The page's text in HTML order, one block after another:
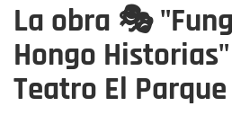
La obra 🎭
Hongo
Teatro El Parque